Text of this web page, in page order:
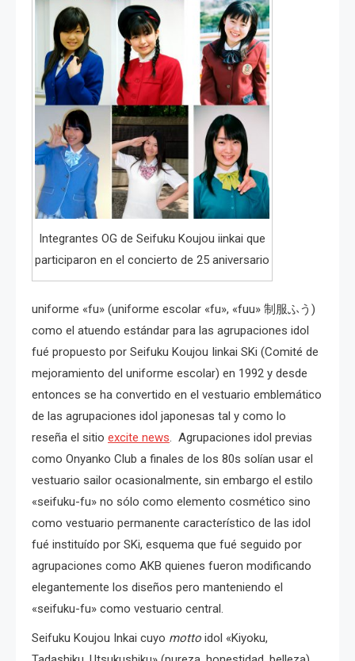
Integrantes OG de Seifuku Koujou iinkai que
participaron en el concierto de 25 aniversario
uniforme «fu» (uniforme escolar «fu», «fuu» 制服ふう)
como el atuendo estándar para las agrupaciones idol
fué propuesto por Seifuku Koujou Iinkai SKi (Comité de
mejoramiento del uniforme escolar) en 1992 y desde
entonces se ha convertido en el vestuario emblemático
de las agrupaciones idol japonesas tal y como lo
reseña el sitio excite news. Agrupaciones idol previas
como Onyanko Club a finales de los 80s solían usar el
vestuario sailor ocasionalmente, sin embargo el estilo
«seifuku-fu» no sólo como elemento cosmético sino
como vestuario permanente característico de las idol
fué instituído por SKi, esquema que fué seguido por
agrupaciones como AKB quienes fueron modificando
elegantemente los diseños pero manteniendo el
«seifuku-fu» como vestuario central.
Seifuku Koujou Inkai cuyo motto idol «Kiyoku,